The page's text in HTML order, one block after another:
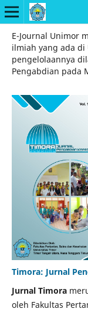
E-Journal Unimor
ilmiah yang ada di
pengelolaannya
Pengabdian pada
Timora: Jurnal
Jurnal Timora
oleh Fakultas